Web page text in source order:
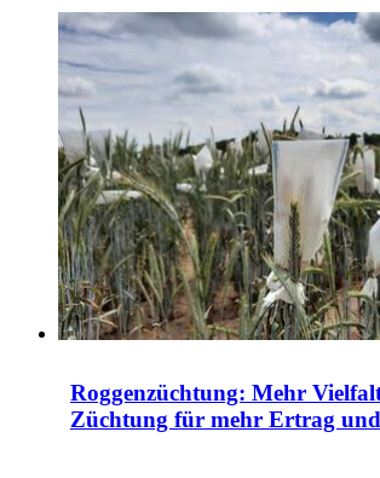
Roggenzüchtung: Mehr
Züchtung für mehr Ertrag